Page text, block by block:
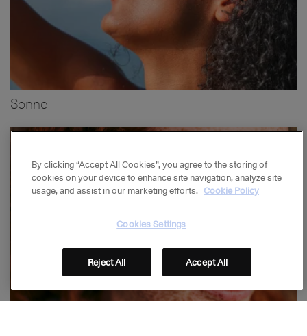
Sonne
Bild
By clicking “Accept All Cookies”, you agree to the storing of
cookies on your device to enhance site navigation, analyze site
usage, and assist in our marketing efforts. Cookie Policy
Cookies Settings
Reject All Accept All